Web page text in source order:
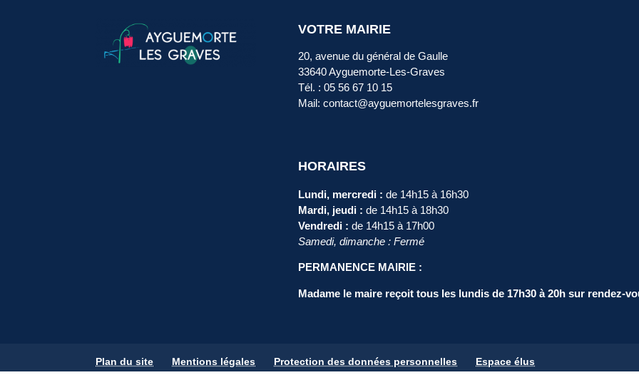
VOTRE MAIRIE
20, avenue du général de Gaulle
33640 Ayguemorte-Les-Graves
Tél. : 05 56 67 10 15
Mail: contact@ayguemortelesgraves.fr
HORAIRES
Lundi, mercredi : de 14h15 à 16h30
Mardi, jeudi : de 14h15 à 18h30
Vendredi : de 14h15 à 17h00
Samedi, dimanche : Fermé
PERMANENCE MAIRIE :
Madame le maire reçoit tous les lundis de 17h30 à 20h sur rendez-
Plan du site Mentions légales Protection des données personnelles Espace élus